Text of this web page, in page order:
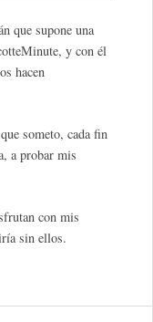
que supone una
y con él
hacen
someto, cada fin
a probar mis
con mis
sin ellos.